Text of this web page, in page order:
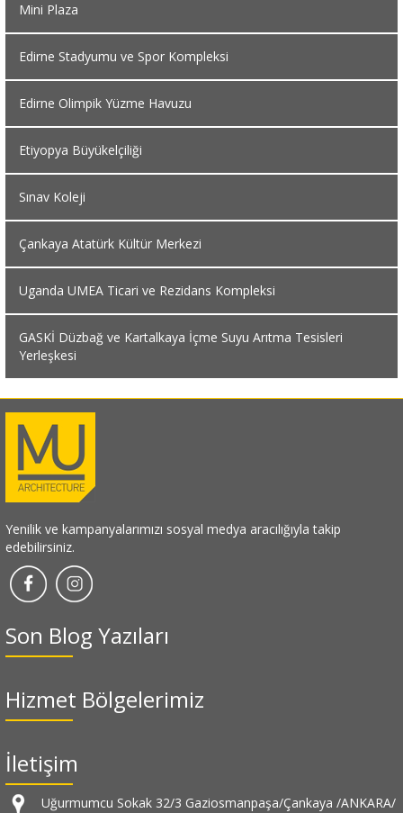
Mini Plaza
Edirne Stadyumu ve Spor Kompleksi
Edirne Olimpik Yüzme Havuzu
Etiyopya Büyükelçiliği
Sınav Koleji
Çankaya Atatürk Kültür Merkezi
Uganda UMEA Ticari ve Rezidans Kompleksi
GASKİ Düzbağ ve Kartalkaya İçme Suyu Arıtma Tesisleri
Yerleşkesi
Yenilik ve kampanyalarımızı sosyal medya aracılığıyla takip
edebilirsiniz.
Son Blog Yazıları
Hizmet Bölgelerimiz
İletişim
Uğurmumcu Sokak 32/3 Gaziosmanpaşa/Çankaya /ANKARA/